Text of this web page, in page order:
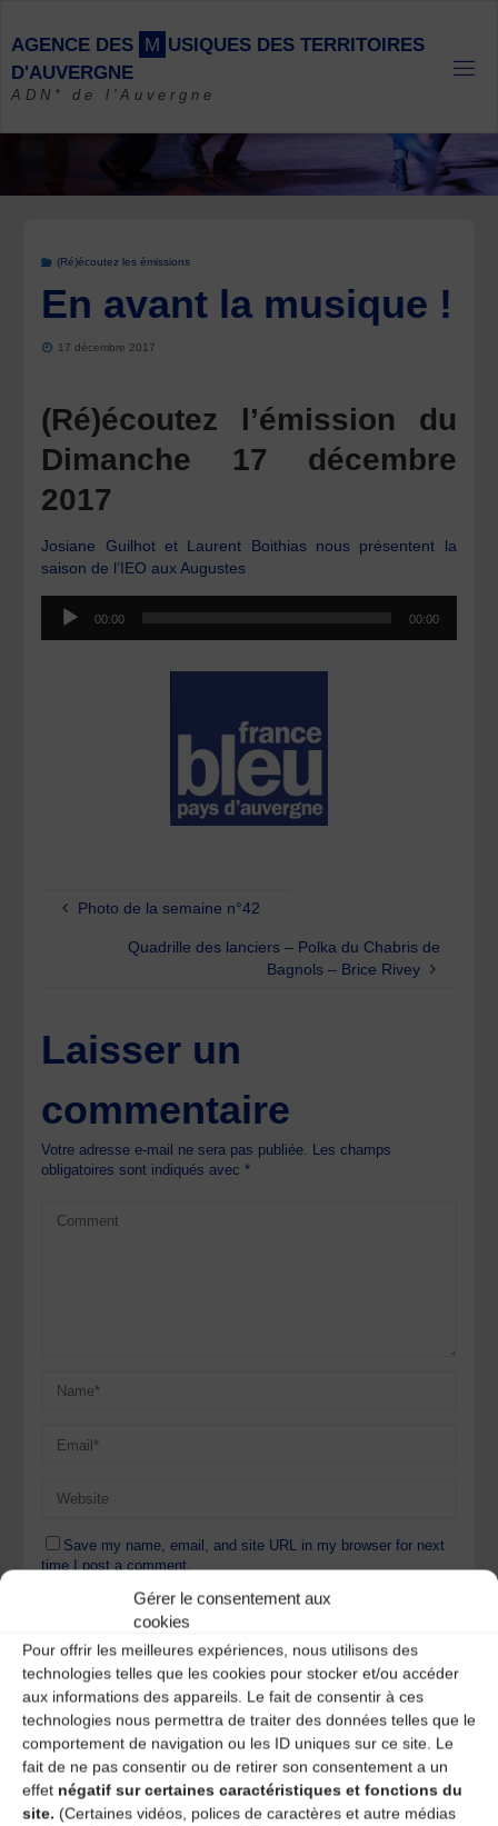
Gérer le consentement aux
cookies
Pour offrir les meilleures expériences, nous utilisons des
technologies telles que les cookies pour stocker et/ou accéder
aux informations des appareils. Le fait de consentir à ces
technologies nous permettra de traiter des données telles que le
comportement de navigation ou les ID uniques sur ce site. Le
fait de ne pas consentir ou de retirer son consentement a un
effet négatif sur certaines caractéristiques et fonctions du
site. (Certaines vidéos, polices de caractères et autre médias
content
AGENCE DES M USIQUES DES TERRITOIRES
D'AUVERGNE
ADN* de l'Auvergne
(Ré)écoutez les émissions
En avant la musique !
17 décembre 2017
(Ré)écoutez l’émission du
Dimanche 17 décembre
2017
Josiane Guilhot et Laurent Boithias nous présentent la
saison de l’IEO aux Augustes
Lecteur
audio
00:00 00:00
Photo de la semaine n°42
Quadrille des lanciers – Polka du Chabris de
Bagnols – Brice Rivey
Laisser un
commentaire
Votre adresse e-mail ne sera pas publiée.
Les champs
obligatoires sont indiqués avec*
Save my name, email, and site URL in my browser for next
time I post a comment.
Ce site utilise Akismet pour réduire les indésirables.En
savoir plus sur la façon dont les données de vos
commentaires sont traitées.